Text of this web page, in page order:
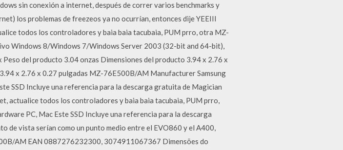
sin conexión a internet, después de correr varios benchmarks y
los problemas de freezeos ya no ocurrían, entonces dije YEEIII
todos los controladores y baia baia tacubaia, PUM prro, otra MZ-
Windows 8/Windows 7/Windows Server 2003 (32-bit and 64-bit),
Peso del producto 3.04 onzas Dimensiones del producto 3.94 x 2.76 x
x 2.76 x 0.27 pulgadas MZ-76E500B/AM Manufacturer Samsung
SSD Incluye una referencia para la descarga gratuita de Magician
actualice todos los controladores y baia baia tacubaia, PUM prro,
PC, Mac Este SSD Incluye una referencia para la descarga
de vista serían como un punto medio entre el EVO860 y el A400,
AM EAN 0887276232300, 3074911067367 Dimensões do